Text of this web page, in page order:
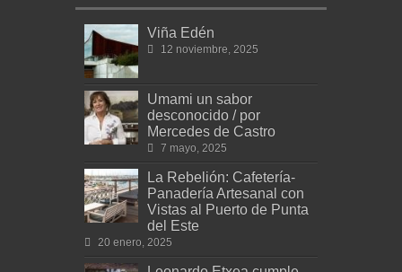
Viña Edén
12 noviembre, 2025
Umami un sabor
desconocido / por
Mercedes de Castro
7 mayo, 2025
La Rebelión: Cafetería-
Panadería Artesanal con
Vistas al Puerto de Punta
del Este
20 enero, 2025